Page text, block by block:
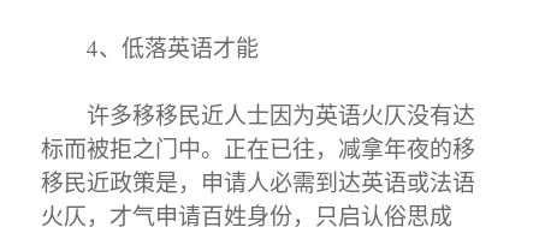
4、低落英语才能
许多移移民近人士因为英语火仄没有达
标而被拒之门中。正在已往，减拿年夜的移
移民近政策是，申请人必需到达英语或法语
火仄，才气申请百姓身份，只启认俗思成